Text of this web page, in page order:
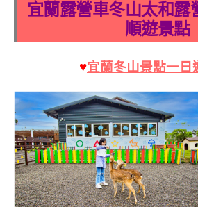
宜蘭露營車冬山太和露
順遊景點
♥宜蘭冬山景點一日